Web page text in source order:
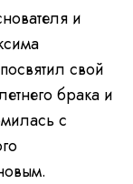
и
свой
брака и
с